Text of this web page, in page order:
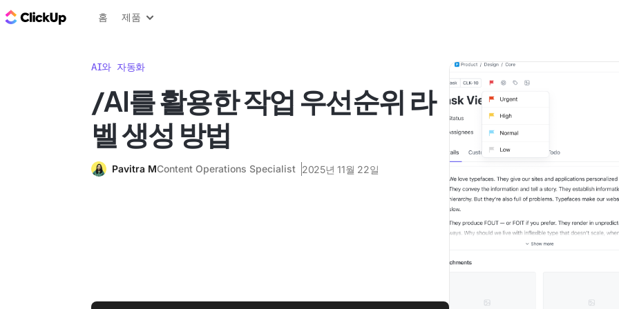
ClickUp 블로그
홈 제품
AI와 자동화
/AI를 활용한 작업 우선순위 라
벨 생성 방법
Pavitra MContent Operations Specialist 2025년 11월 22일